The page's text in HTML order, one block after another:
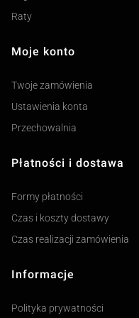
Raty
Moje konto
Twoje zamówienia
Ustawienia konta
Przechowalnia
Płatności i dostawa
Formy płatności
Czas i koszty dostawy
Czas realizacji zamówienia
Informacje
Polityka prywatności